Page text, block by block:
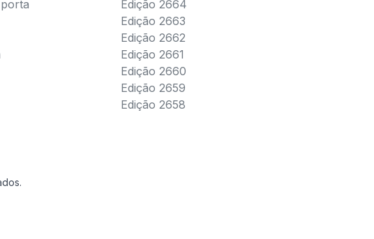
Edição 2664
Edição 2663
Edição 2662
Edição 2661
Edição 2660
Edição 2659
Edição 2658